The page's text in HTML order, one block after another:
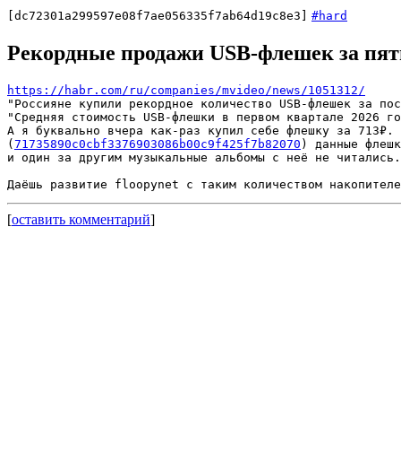
[dc72301a299597e08f7ae056335f7ab64d19c8e3] #hard
Рекордные продажи USB-флешек за
https://habr.com/ru/companies/mvideo/news/1051312/
"Россияне купили рекордное количество USB-флешек за
"Средняя стоимость USB-флешки в первом квартале 2026
А я буквально вчера как-раз купил себе флешку за 713₽.
( 71735890c0cbf3376903086b00c9f425f7b82070 ) данные
и один за другим музыкальные альбомы с неё не читались.
[оставить комментарий]